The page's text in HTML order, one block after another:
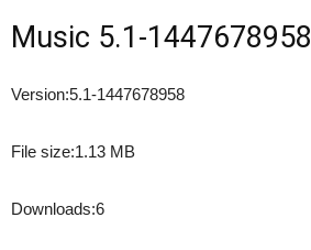
Music 5.1-1447678958
Version:5.1-1447678958
File size:1.13 MB
Downloads:6